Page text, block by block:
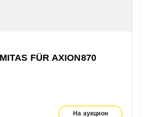
FÜR AXION870
На аукцион